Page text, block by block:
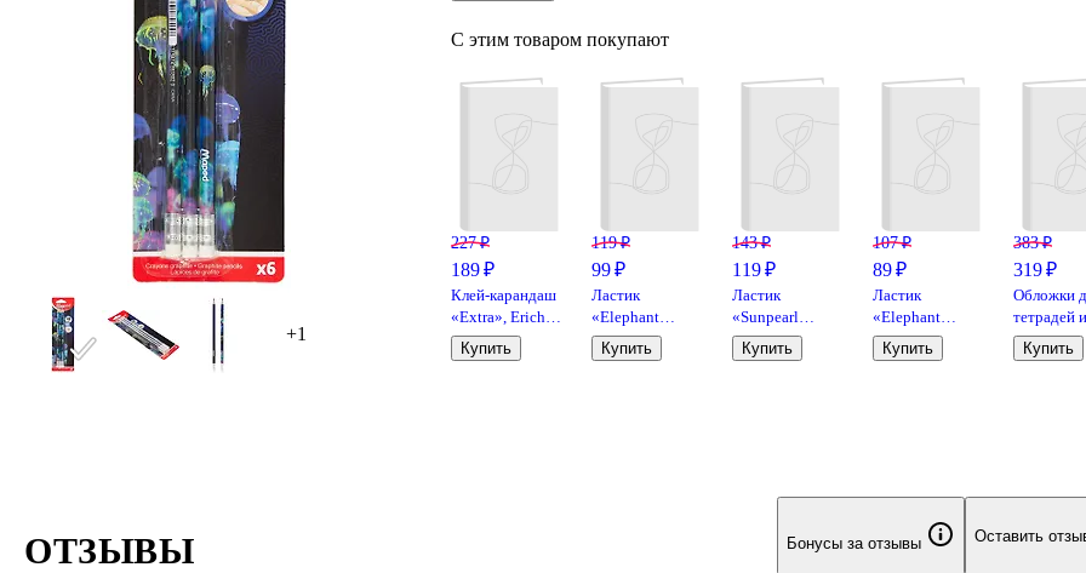
+1
С этим товаром покупают
227 ₽
189 ₽
Клей-карандаш
«Extra», Erich
Krause, 15 г
Купить
119 ₽
99 ₽
Ластик
«Elephant
300/40», Koh-i-
Noor
Купить
143 ₽
119 ₽
Ластик
«Sunpearl
6541/40», Koh-i-
Noor,
Купить
107 ₽
89 ₽
Ластик
«Elephant
300/60», Koh-i-
Noor
Купить
383 ₽
319 ₽
Обложки
тетрадей и
дневников,
мкм,
Купить
ОТЗЫВЫ Бонусы за отзывы Оставить